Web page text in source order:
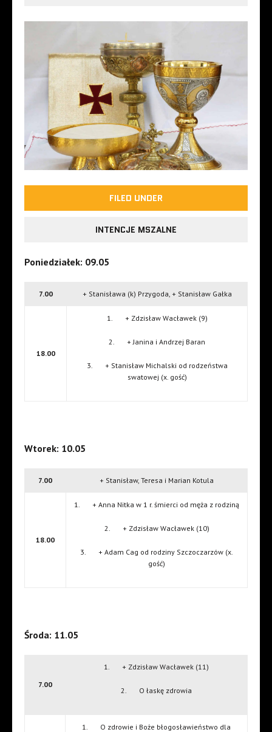
FILED UNDER
INTENCJE MSZALNE
Poniedziałek: 09.05
7.00 + Stanisława (k) Przygoda, + Stanisław Gałka
18.00
1. + Zdzisław Wacławek (9)
2. + Janina i Andrzej Baran
3. + Stanisław Michalski od rodzeństwa
swatowej (x. gość)
Wtorek: 10.05
7.00 + Stanisław, Teresa i Marian Kotula
18.00
1. + Anna Nitka w 1 r. śmierci od męża z rodziną
2. + Zdzisław Wacławek (10)
3. + Adam Cag od rodziny Szczoczarzów (x.
gość)
Środa: 11.05
7.00
1. + Zdzisław Wacławek (11)
2. O łaskę zdrowia
1. O zdrowie i Boże błogosławieństwo dla